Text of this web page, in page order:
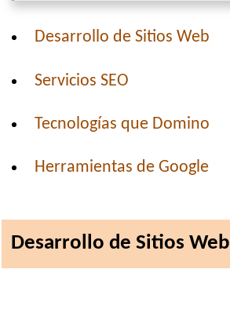
Desarrollo de Sitios Web
Servicios SEO
Tecnologías que Domino
Herramientas de Google
Desarrollo de Sitios Web